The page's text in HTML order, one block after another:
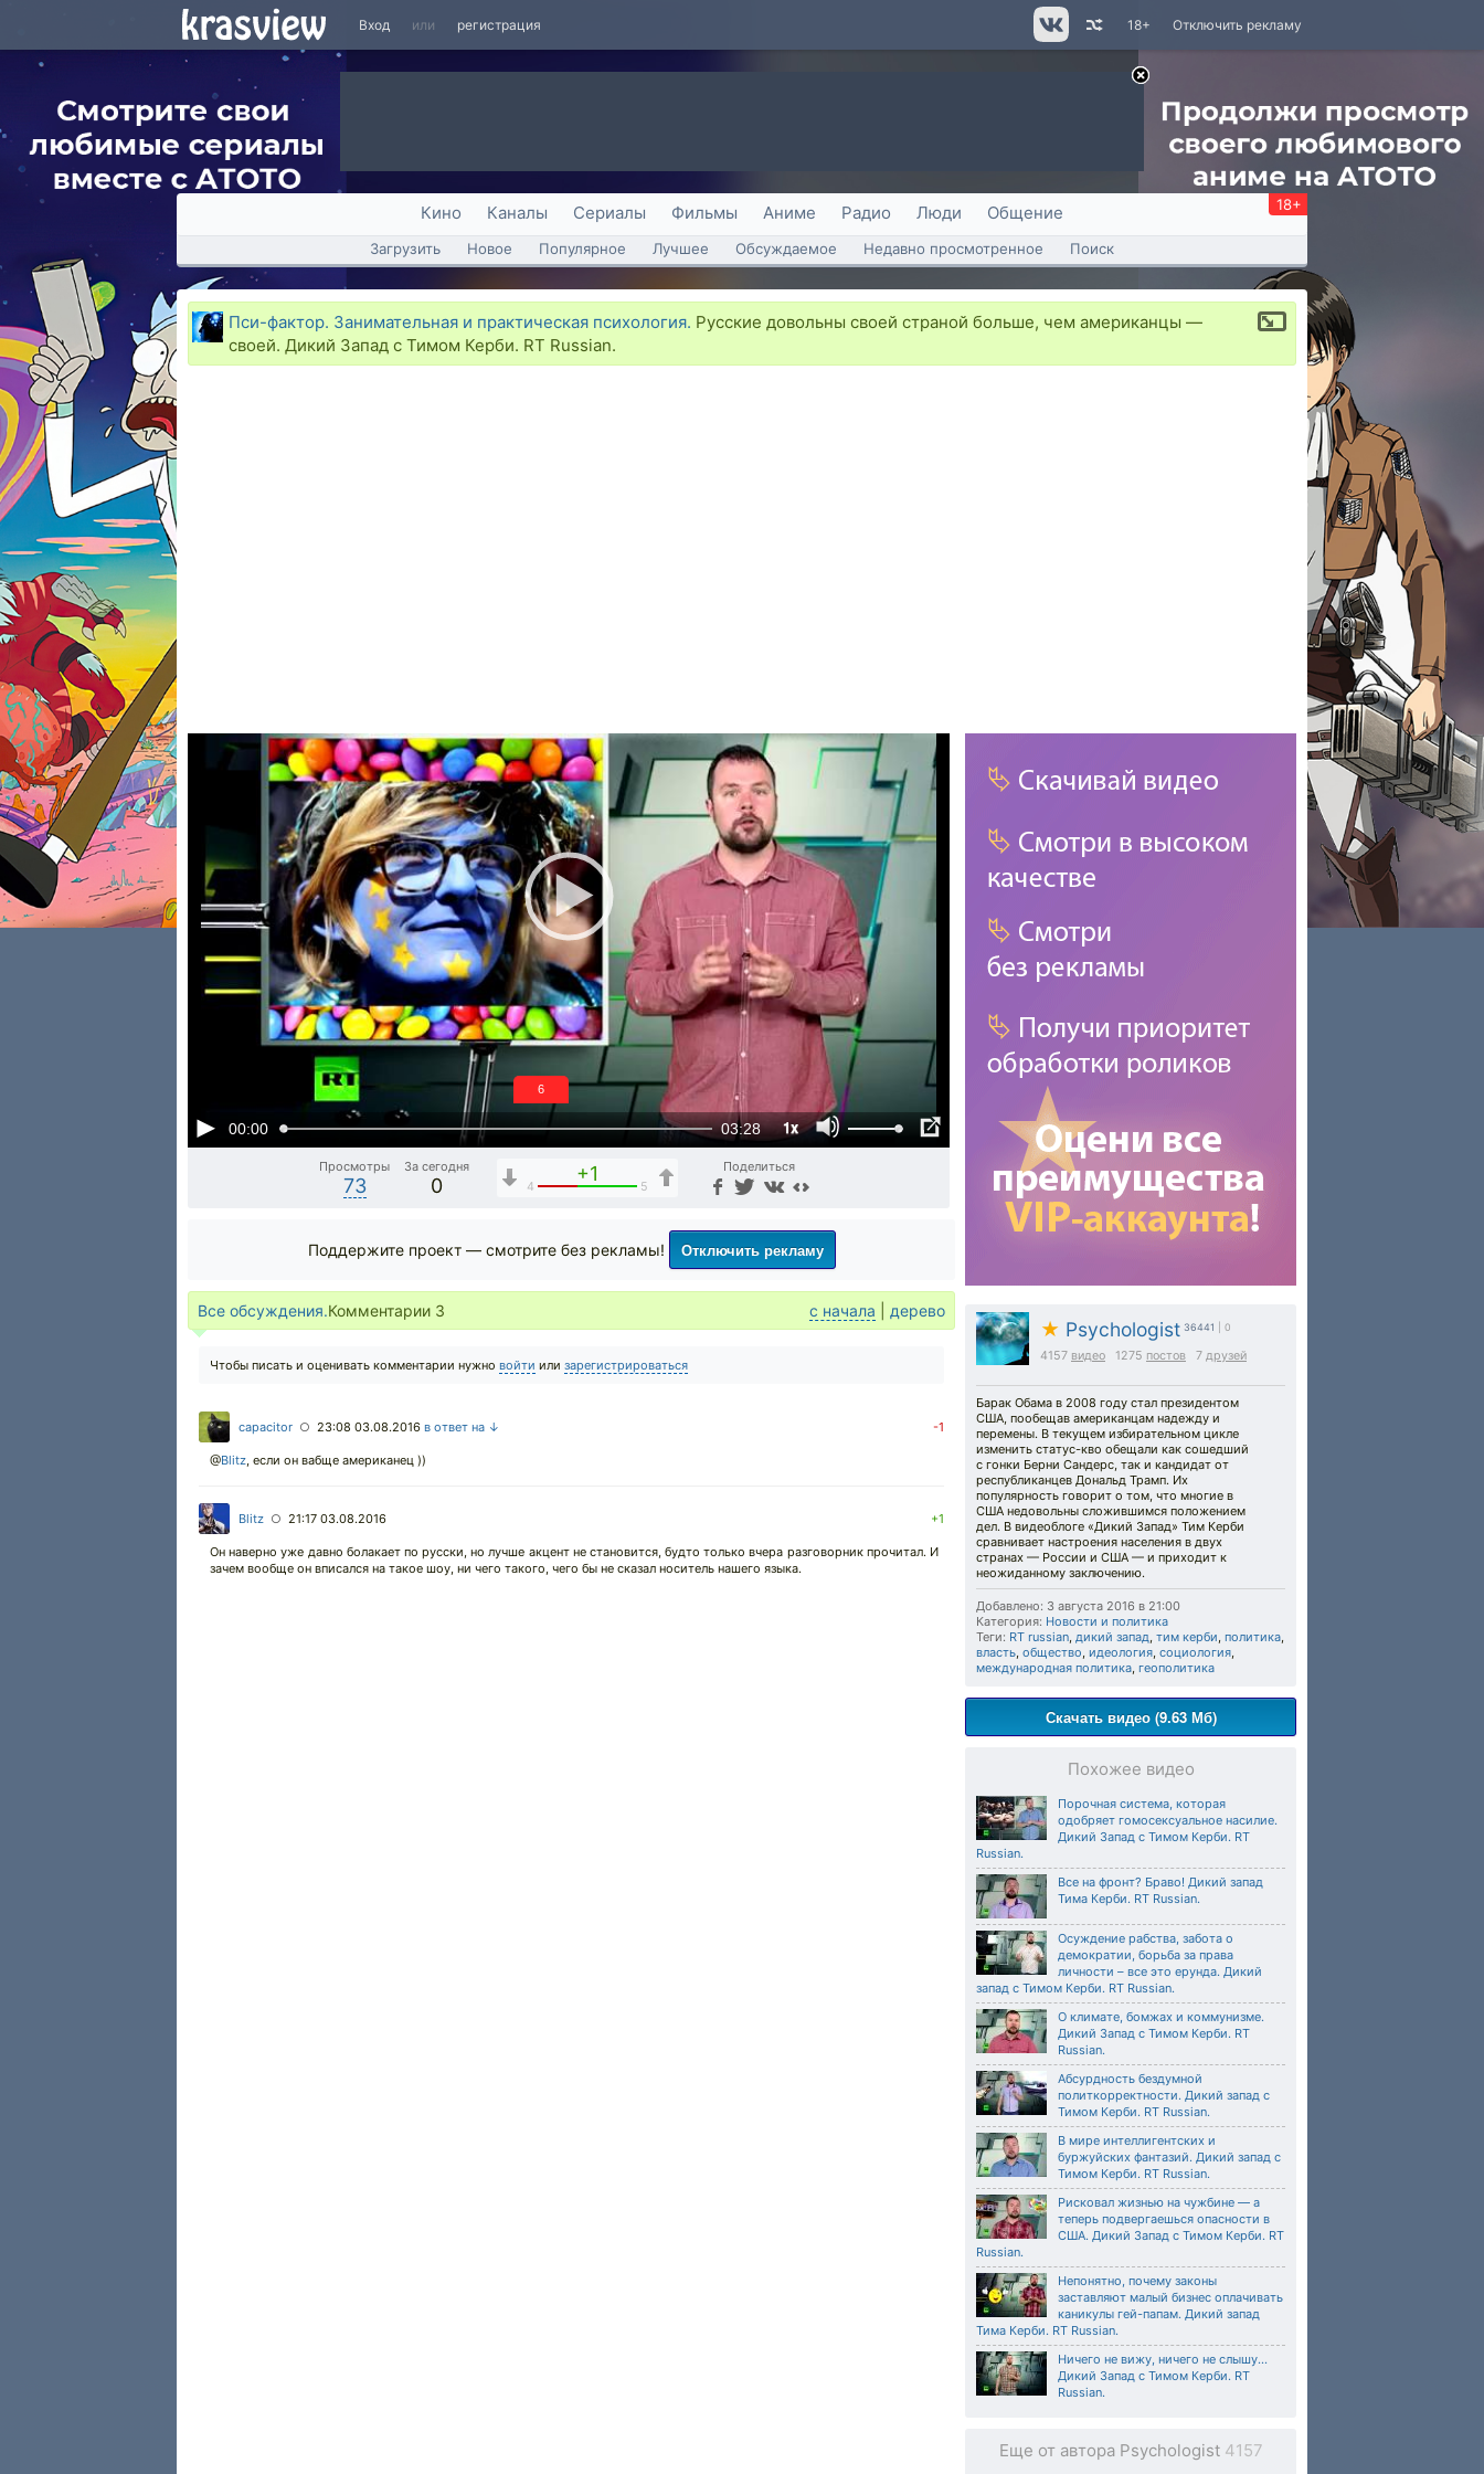
Вход или регистрация Отключить рекламу
18+
Кино Каналы Сериалы Фильмы Аниме Радио Люди Общение 18+
Загрузить Новое Популярное Лучшее Обсуждаемое Недавно просмотренное Поиск
Пси-фактор. Занимательная и практическая психология. Русские довольны своей страной больше, чем американцы —
своей. Дикий Запад с Тимом Керби. RT Russian.
00:00 03:28 1x
6
Просмотры
73
За сегодня
0
+1
4 5
Поделиться
★ Psychologist 36441 | 0
4157 видео 1275 постов 7 друзей
Барак Обама в 2008 году стал президентом
США, пообещав американцам надежду и
перемены. В текущем избирательном цикле
изменить статус-кво обещали как сошедший
с гонки Берни Сандерс, так и кандидат от
республиканцев Дональд Трамп. Их
популярность говорит о том, что многие в
США недовольны сложившимся положением
дел. В видеоблоге «Дикий Запад» Тим Керби
сравнивает настроения населения в двух
странах — России и США — и приходит к
неожиданному заключению.
Добавлено: 3 августа 2016 в 21:00
Категория: Новости и политика
Теги: RT russian дикий запад тим керби политика
власть общество идеология социология
международная политика геополитика
Скачать видео (9.63 Мб)
Похожее видео
Порочная система, которая
одобряет гомосексуальное насилие.
Дикий Запад с Тимом Керби. RT
Russian.
Все на фронт? Браво! Дикий запад
Тима Керби. RT Russian.
Осуждение рабства, забота о
демократии, борьба за права
личности – все это ерунда. Дикий
запад с Тимом Керби. RT Russian.
О климате, бомжах и коммунизме.
Дикий Запад с Тимом Керби. RT
Russian.
Абсурдность бездумной
политкорректности. Дикий запад с
Тимом Керби. RT Russian.
В мире интеллигентских и
буржуйских фантазий. Дикий запад с
Тимом Керби. RT Russian.
Рисковал жизнью на чужбине — а
теперь подвергаешься опасности в
США. Дикий Запад с Тимом Керби. RT
Russian.
Непонятно, почему законы
заставляют малый бизнес оплачивать
каникулы гей-папам. Дикий запад
Тима Керби. RT Russian.
Ничего не вижу, ничего не слышу...
Дикий Запад с Тимом Керби. RT
Russian.
Еще от автора Psychologist 4157
Поддержите проект — смотрите без рекламы! Отключить рекламу
Все обсуждения.Комментарии 3 с начала дерево
Чтобы писать и оценивать комментарии нужно войти или зарегистрироваться
capacitor ○ 23:08 03.08.2016 в ответ на ↓ -1
@Blitz если он вабще американец ))
Blitz ○ 21:17 03.08.2016 +1
Он наверно уже давно болакает по русски, но лучше акцент не становится, будто только вчера разговорник прочитал. И
зачем вообще он вписался на такое шоу, ни чего такого, чего бы не сказал носитель нашего языка.